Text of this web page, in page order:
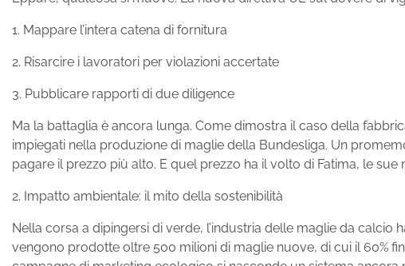
1. Mappare l’intera catena di fornitura
2. Risarcire i lavoratori per violazioni accertate
3. Pubblicare rapporti di due diligence
Ma la battaglia è ancora lunga. Come dimostra il caso della
impiegati nella produzione di maglie della Bundesliga. Un
pagare il prezzo più alto. E quel prezzo ha il volto di Fatima, le
2. Impatto ambientale: il mito della sostenibilità
Nella corsa a dipingersi di verde, l’industria delle maglie da
vengono prodotte oltre 500 milioni di maglie nuove, di cui il 60%